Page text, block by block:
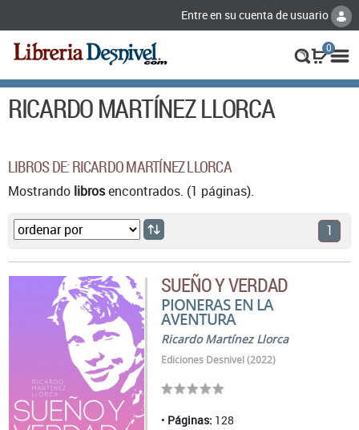
Entre en su cuenta de usuario
0
RICARDO MARTÍNEZ LLORCA
LIBROS DE: RICARDO MARTÍNEZ LLORCA
Mostrando librosencontrados. (1 páginas).
1
SUEÑO Y VERDAD
PIONERAS EN LA
AVENTURA
Ricardo Martínez Llorca
Ediciones Desnivel (2022)
Páginas: 128